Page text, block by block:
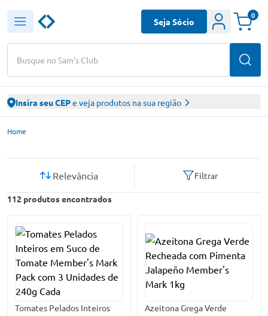
Busque no Sam's Club
Seja Sócio
0
Insira seu CEPe veja produtos na sua região
Sam’s Club – Faça suas compras online
Home
112 produtos encontrados
Relevância Filtrar
Tomates Pelados Inteiros
Azeitona Grega Verde